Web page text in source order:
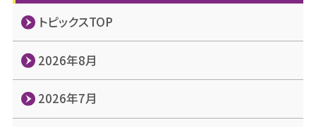
トピックスTOP
2026年8月
2026年7月